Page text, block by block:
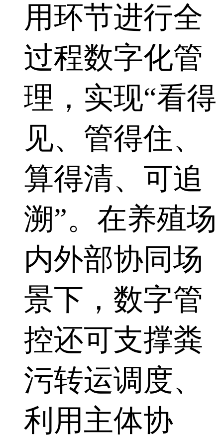
用环节进行全
过程数字化管
理，实现“看得
见、管得住、
算得清、可追
溯”。在养殖场
内外部协同场
景下，数字管
控还可支撑粪
污转运调度、
利用主体协